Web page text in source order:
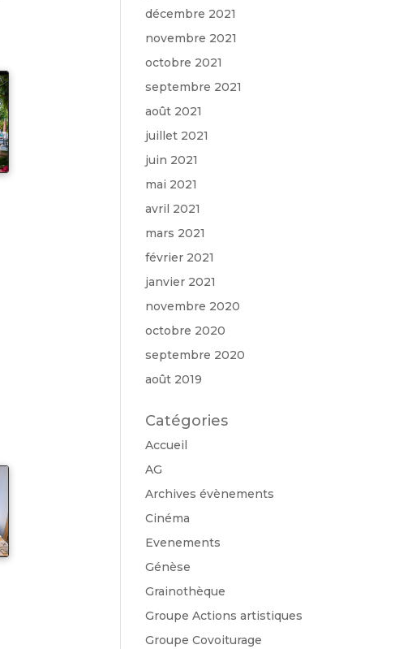
décembre 2021
novembre 2021
octobre 2021
septembre 2021
août 2021
juillet 2021
juin 2021
mai 2021
avril 2021
mars 2021
février 2021
janvier 2021
novembre 2020
octobre 2020
septembre 2020
août 2019
Catégories
Accueil
AG
Archives évènements
Cinéma
Evenements
Génèse
Grainothèque
Groupe Actions artistiques
Groupe Covoiturage